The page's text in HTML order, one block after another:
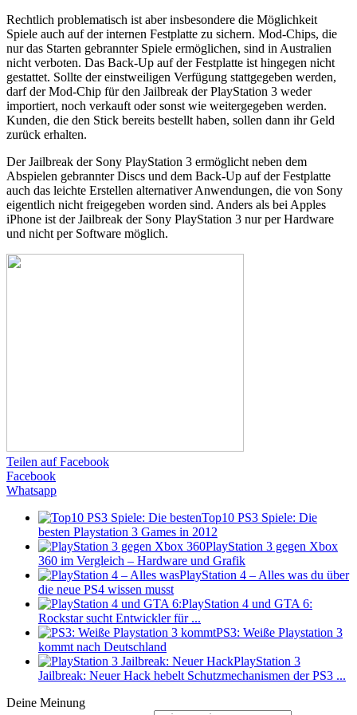
Rechtlich problematisch ist aber insbesondere die Möglichkeit
Spiele auch auf der internen Festplatte zu sichern. Mod-Chips, die
nur das Starten gebrannter Spiele ermöglichen, sind in Australien
nicht verboten. Das Back-Up auf der Festplatte ist hingegen nicht
gestattet. Sollte der einstweiligen Verfügung stattgegeben werden,
darf der Mod-Chip für den Jailbreak der PlayStation 3 weder
importiert, noch verkauft oder sonst wie weitergegeben werden.
Kunden, die den Stick bereits bestellt haben, sollen dann ihr Geld
zurück erhalten.
Der Jailbreak der Sony PlayStation 3 ermöglicht neben dem
Abspielen gebrannter Discs und dem Back-Up auf der Festplatte
auch das leichte Erstellen alternativer Anwendungen, die von Sony
eigentlich nicht freigegeben worden sind. Anders als bei Apples
iPhone ist der Jailbreak der Sony PlayStation 3 nur per Hardware
und nicht per Software möglich.
Teilen auf Facebook
Facebook
Whatsapp
Top10 PS3 Spiele: Die
besten Playstation 3 Games in 2012
PlayStation 3 gegen Xbox
360 im Vergleich – Hardware und Grafik
PlayStation 4 – Alles was du über
die neue PS4 wissen musst
PlayStation 4 und GTA 6:
Rockstar sucht Entwickler für ...
PS3: Weiße Playstation 3
kommt nach Deutschland
PlayStation 3
Jailbreak: Neuer Hack hebelt Schutzmechanismen der PS3 ...
Deine Meinung